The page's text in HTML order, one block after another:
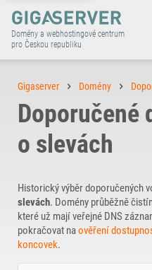
Domény a webhostingové centrum
pro Českou republiku
Gigaserver Domény
Doporučené
o slevách
Historický výběr doporučených
slevách. Domény průběžně
které už mají veřejné DNS
pokračovat naověření
koncovek.